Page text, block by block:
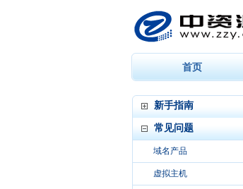
首页
新手指南
常见问题
域名产品
虚拟主机